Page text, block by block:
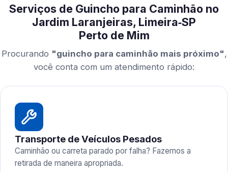
Serviços de Guincho para Caminhão no
Jardim Laranjeiras, Limeira‑SP
Perto de Mim
Procurando "guincho para caminhão mais próximo",
você conta com um atendimento rápido:
Transporte de Veículos Pesados
Caminhão ou carreta parado por falha? Fazemos a
retirada de maneira apropriada.